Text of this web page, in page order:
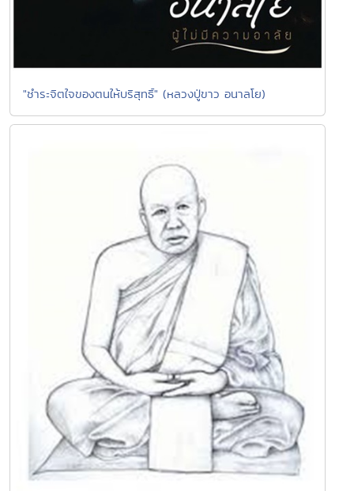
"ชำระจิตใจของตนให้บริสุทธิ์" (หลวงปู่ขาว อนาลโย)